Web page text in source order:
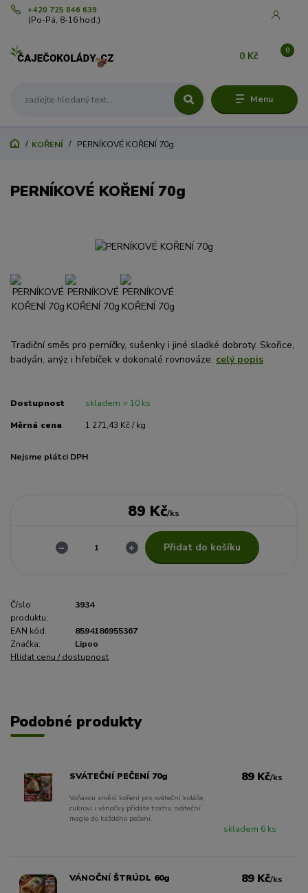
Menu
+420 725 846 639
(Po-Pá, 8-16 hod.)
0
0 Kč
KOŘENÍ PERNÍKOVÉ KOŘENÍ 70g
PERNÍKOVÉ KOŘENÍ 70g
Tradiční směs pro perníčky, sušenky i jiné sladké dobroty. Skořice,
badyán, anýz i hřebíček v dokonalé rovnováze. celý popis
Dostupnost skladem > 10 ks
Měrná cena 1 271,43 Kč / kg
Nejsme plátci DPH
89 Kč/ks
Přidat do košíku
Číslo
produktu:
3934
EAN kód:
8594186955367
Značka:
Lipoo
Hlídat cenu / dostupnost
Podobné produkty
SVÁTEČNÍ PEČENÍ 70g
Voňavou směsí koření pro sváteční koláče,
cukroví i vánočky přidáte trochu sváteční
magie do každého pečení.
89 Kč/ks
skladem 6 ks
VÁNOČNÍ ŠTRÚDL 60g 89 Kč/ks